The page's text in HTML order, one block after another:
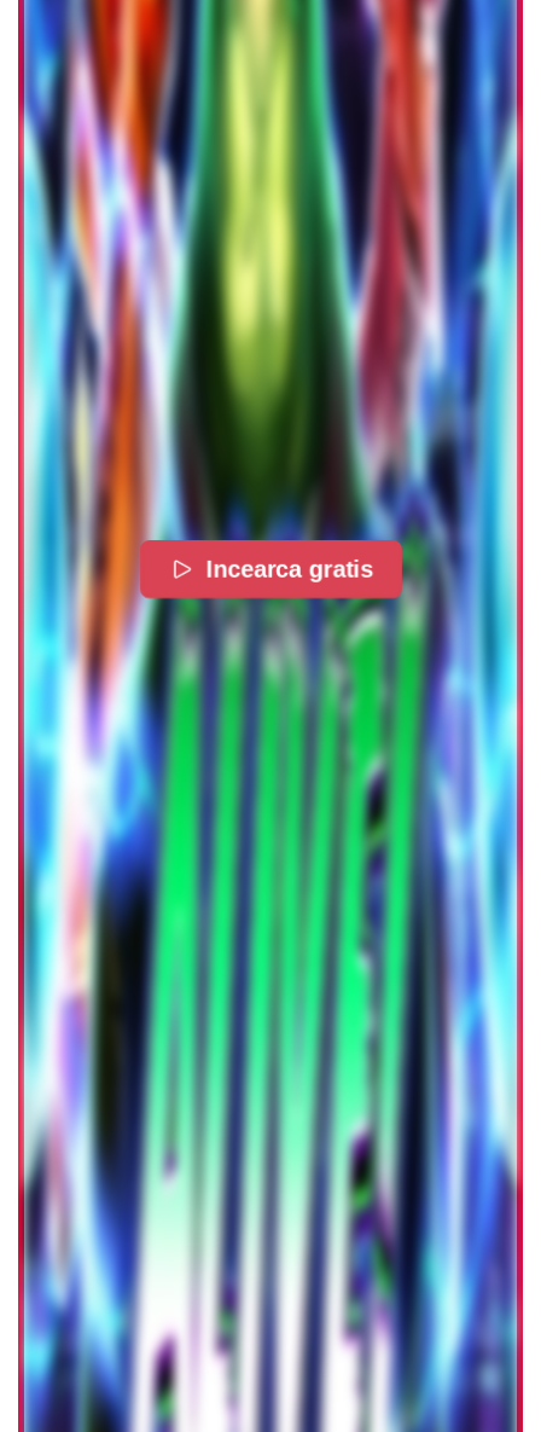
Incearca gratis